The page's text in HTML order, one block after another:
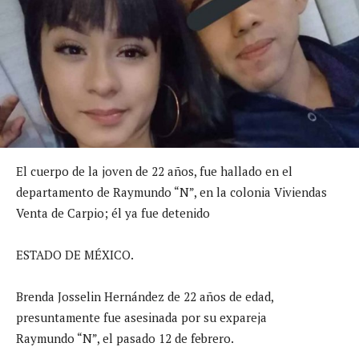
El cuerpo de la joven de 22 años, fue hallado en el
departamento de Raymundo “N”, en la colonia Viviendas
Venta de Carpio; él ya fue detenido
ESTADO DE MÉXICO.
Brenda Josselin Hernández de 22 años de edad,
presuntamente fue asesinada por su expareja
Raymundo “N”, el pasado 12 de febrero.